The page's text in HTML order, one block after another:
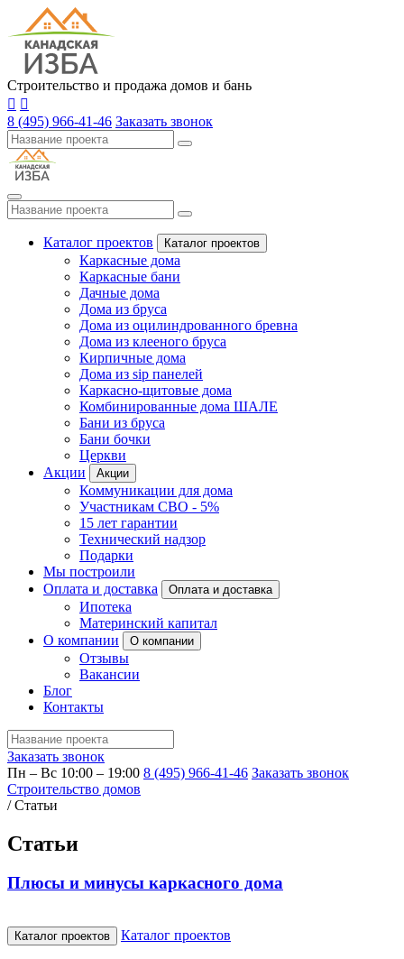
Строительство и продажа домов и бань
8 (495) 966-41-46 Заказать звонок
Каталог проектов Каталог проектов
Каркасные дома
Каркасные бани
Дачные дома
Дома из бруса
Дома из оцилиндрованного бревна
Дома из клееного бруса
Кирпичные дома
Дома из sip панелей
Каркасно-щитовые дома
Комбинированные дома ШАЛЕ
Бани из бруса
Бани бочки
Церкви
Акции
Акции
Коммуникации для дома
Участникам СВО - 5%
15 лет гарантии
Технический надзор
Подарки
Мы построили
Оплата и доставка
Оплата и доставка
Ипотека
Материнский капитал
О компании
О компании
Отзывы
Вакансии
Блог
Контакты
Заказать звонок
Пн – Вс 10:00 – 19:00 8 (495) 966-41-46 Заказать звонок
Строительство домов
/ Статьи
Статьи
Плюсы и минусы каркасного дома
Каталог проектов Каталог проектов